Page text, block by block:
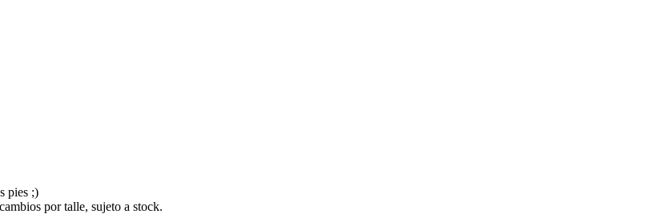
pies ;)
por talle, sujeto a stock.